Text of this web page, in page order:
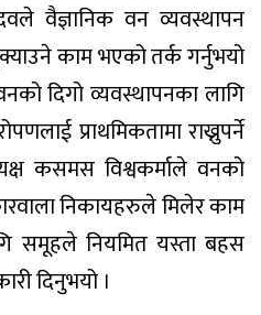
वैज्ञानिक वन व्यवस्थापन
काम भएको तर्क गर्नुभयो
दिगो व्यवस्थापनका लागि
प्राथमिकतामा राख्नुपर्ने
कसमस विश्वकर्माले वनको
निकायहरुले मिलेर काम
समूहले नियमित यस्ता बहस
दिनुभयो ।